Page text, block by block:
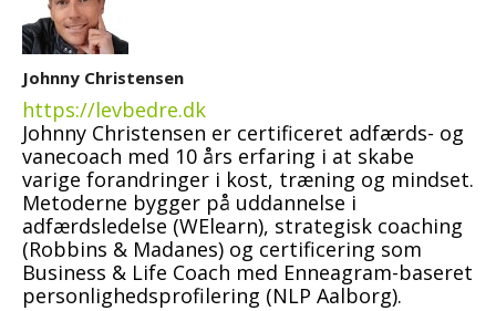
Johnny Christensen
https://levbedre.dk
Johnny Christensen er certificeret adfærds- og
vanecoach med 10 års erfaring i at skabe
varige forandringer i kost, træning og mindset.
Metoderne bygger på uddannelse i
adfærdsledelse (WElearn), strategisk coaching
(Robbins & Madanes) og certificering som
Business & Life Coach med Enneagram-baseret
personlighedsprofilering (NLP Aalborg).